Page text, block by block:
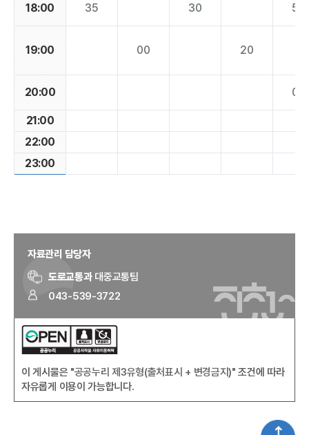
18:00 35 30 55
19:00 00 20
20:00 00
21:00
22:00
23:00
자료관리 담당자
도로교통과 대중교통팀
043-539-3722
이 게시물은 "공공누리 제3유형(출처표시 + 변경금지)" 조건에 따라
자유롭게 이용이 가능합니다.